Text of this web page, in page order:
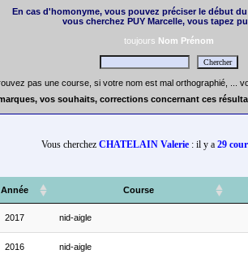
En cas d'homonyme, vous pouvez préciser le début
vous cherchez PUY Marcelle, vous tapez
toujours Nom Prénom
pas une course, si votre nom est mal orthographié, ...
vos souhaits, corrections concernant ces
Vous cherchez CHATELAIN Valerie: il y a 29
Année Course
2017 nid-aigle
2016 nid-aigle